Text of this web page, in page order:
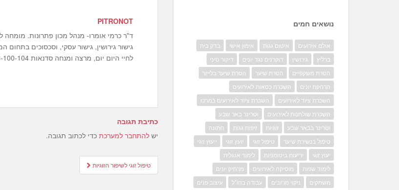
PITRONOT
ד"ר כרמי אומרו- מנהל מכון פתרונות. מומחה
גישור גירושין, גישור עסקי, וסכסוכים
לחיי היום יום, מרצה ומנחה סדנאות 0523-100-104
כתיבת תגובה
יש להתחבר למערכת כדי לכתוב תגובה.
Post
navigation
טיפול זוגי לשיפור הזוגיות
נושאים חמים
אולם אירועים איטום גגות אימון אישי
בדק בית
ברליץ
גירושין דוקרנים נגד יונים
דיקור סיני
הסרת משקפיים
הסרת שיער
הסרת שיער בלייזר
הרחקת יונים
השכרת כסאות לאירועים
השכרת ציוד לאירועים
השכרת ציוד לאירועים במרכז
השכרת שולחנות לאירועים
וטרינר באר שבע
וטרינר בבאר שבע
זוגיות זיפות גגות
חתונה
טיפול בנשירת שיער
טיפול זוגי יועץ זוגי
ייעוץ זוגי
יעוץ זוגי
יריעות ביטומניות
לימוד אנגלית
לימוד שפות
מוסיקה לאירועים
מרחיק יונים
משחקים
ניקוי מרזבים עבודה בחו"ל עיצוב פנים